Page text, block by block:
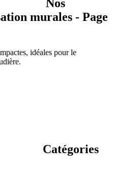
Nos
murales - Page
idéales pour le
Catégories